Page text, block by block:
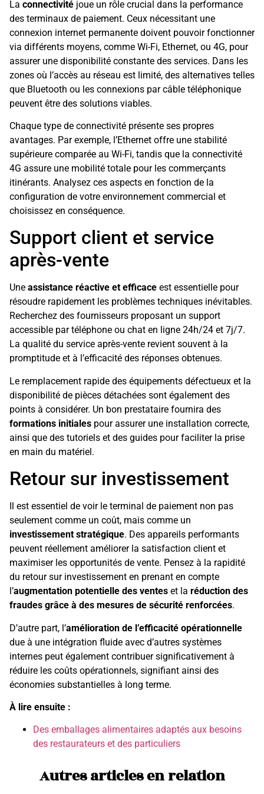
La connectivité joue un rôle crucial dans la performance
des terminaux de paiement. Ceux nécessitant une
connexion internet permanente doivent pouvoir fonctionner
via différents moyens, comme Wi-Fi, Ethernet, ou 4G, pour
assurer une disponibilité constante des services. Dans les
zones où l’accès au réseau est limité, des alternatives telles
que Bluetooth ou les connexions par câble téléphonique
peuvent être des solutions viables.
Chaque type de connectivité présente ses propres
avantages. Par exemple, l’Ethernet offre une stabilité
supérieure comparée au Wi-Fi, tandis que la connectivité
4G assure une mobilité totale pour les commerçants
itinérants. Analysez ces aspects en fonction de la
configuration de votre environnement commercial et
choisissez en conséquence.
Support client et service
après-vente
Une assistance réactive et efficace est essentielle pour
résoudre rapidement les problèmes techniques inévitables.
Recherchez des fournisseurs proposant un support
accessible par téléphone ou chat en ligne 24h/24 et 7j/7.
La qualité du service après-vente revient souvent à la
promptitude et à l’efficacité des réponses obtenues.
Le remplacement rapide des équipements défectueux et la
disponibilité de pièces détachées sont également des
points à considérer. Un bon prestataire fournira des
formations initiales pour assurer une installation correcte,
ainsi que des tutoriels et des guides pour faciliter la prise
en main du matériel.
Retour sur investissement
Il est essentiel de voir le terminal de paiement non pas
seulement comme un coût, mais comme un
investissement stratégique. Des appareils performants
peuvent réellement améliorer la satisfaction client et
maximiser les opportunités de vente. Pensez à la rapidité
du retour sur investissement en prenant en compte
l’augmentation potentielle des ventes et la réduction des
fraudes grâce à des mesures de sécurité renforcées.
D’autre part, l’amélioration de l’efficacité opérationnelle
due à une intégration fluide avec d’autres systèmes
internes peut également contribuer significativement à
réduire les coûts opérationnels, signifiant ainsi des
économies substantielles à long terme.
À lire ensuite :
Des emballages alimentaires adaptés aux besoins
des restaurateurs et des particuliers
Autres articles en relation